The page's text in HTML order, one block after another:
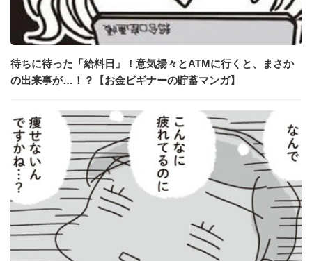
待ちに待った「給料日」！意気揚々とATMに行くと、まさか
の出来事が…！？【お金ビギナーの貯蓄マンガ】